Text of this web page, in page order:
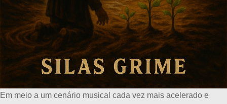
Em meio a um cenário musical cada vez mais acelerado e